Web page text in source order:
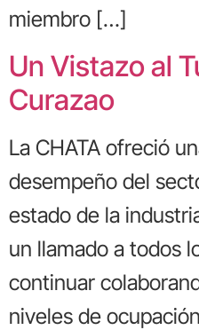
miembro […]
Un Vistazo al
Curazao
La CHATA ofreció
desempeño del
estado de la
un llamado a todos
continuar
niveles de